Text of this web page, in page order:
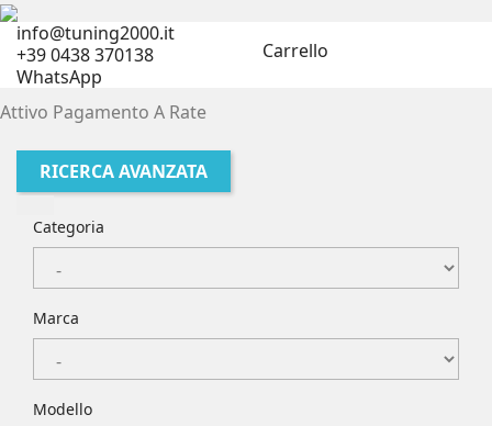
info@tuning2000.it
+39 0438 370138
WhatsApp
Carrello
Attivo Pagamento A Rate
RICERCA AVANZATA
Categoria
Marca
Modello